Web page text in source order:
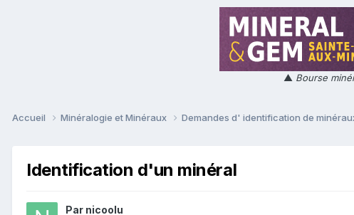
▲ Bourse
Accueil Minéralogie et Minéraux Demandes d' identification de
Identification d'un minéral
Par nicoolu